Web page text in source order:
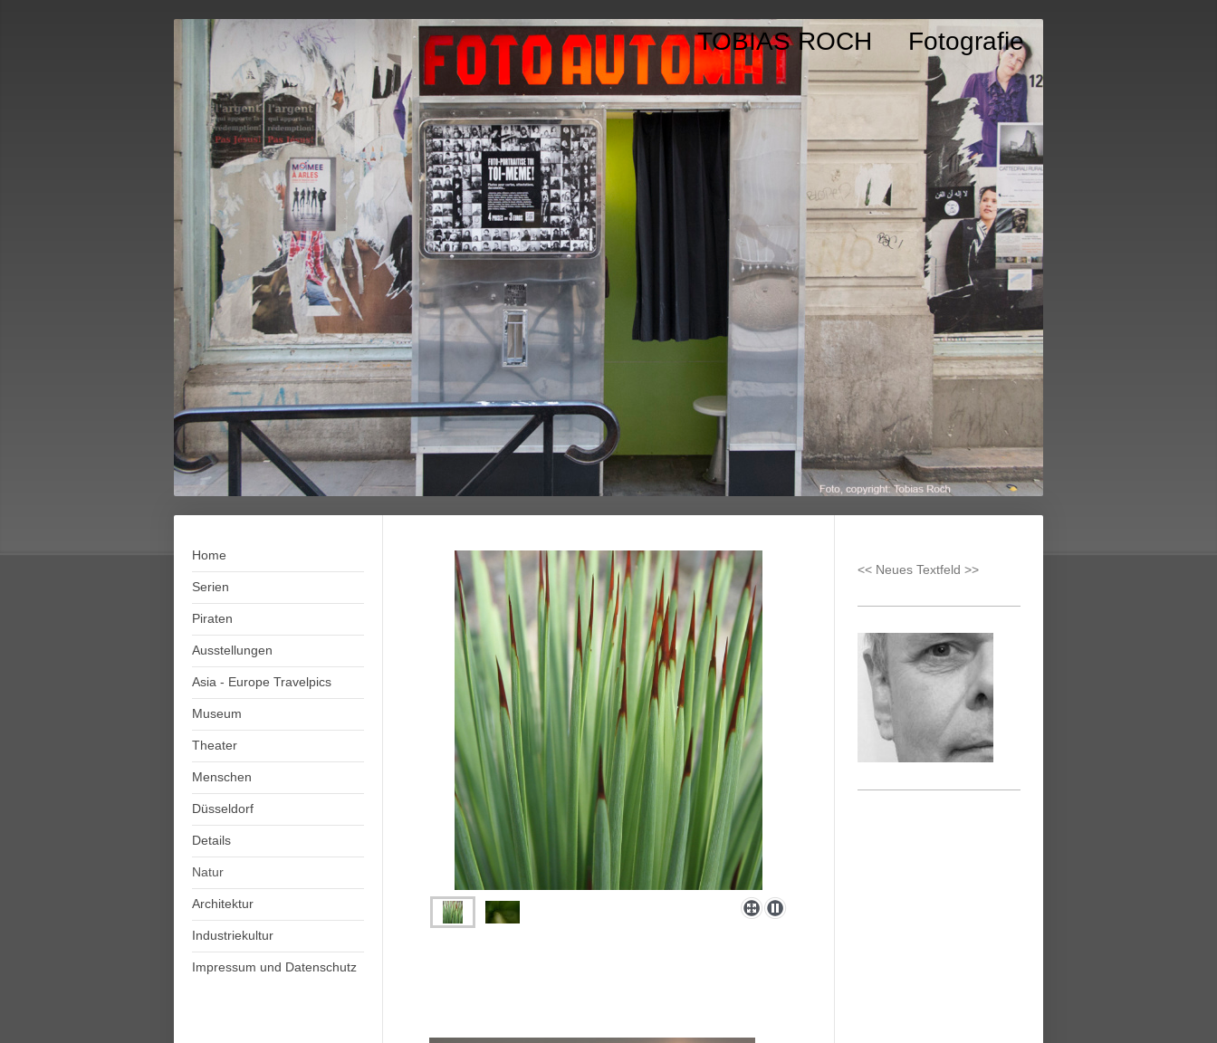
TOBIAS ROCH Fotografie
Home
Serien
Piraten
Ausstellungen
Asia - Europe Travelpics
Museum
Theater
Menschen
Düsseldorf
Details
Natur
Architektur
Industriekultur
Impressum und Datenschutz
<< Neues Textfeld >>